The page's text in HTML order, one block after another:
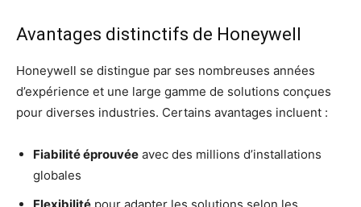
Avantages distinctifs de Honeywell
Honeywell se distingue par ses nombreuses années
d’expérience et une large gamme de solutions conçues
pour diverses industries. Certains avantages incluent :
Fiabilité éprouvée avec des millions d’installations
globales